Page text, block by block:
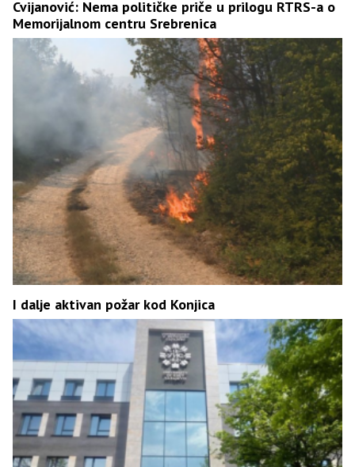
Cvijanović: Nema političke priče u prilogu RTRS-a o
Memorijalnom centru Srebrenica
I dalje aktivan požar kod Konjica